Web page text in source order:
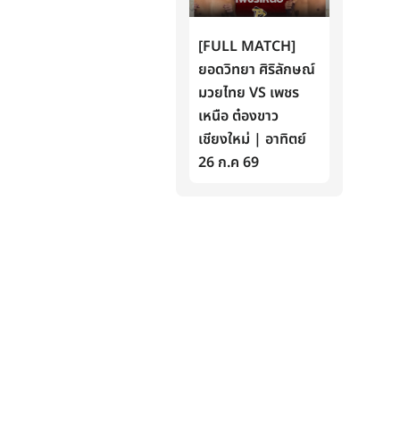
[FULL MATCH]
ยอดวิทยา ศิริลักษณ์
มวยไทย VS เพชร
เหนือ ต๋องขาว
เชียงใหม่ | อาทิตย์
26 ก.ค 69